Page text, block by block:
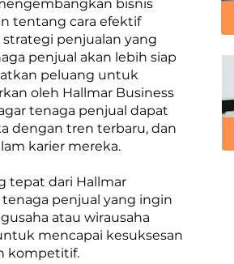
bisnis
tentang cara efektif
penjualan yang
penjual akan lebih siap
peluang untuk
oleh Hallmar Business
tenaga penjual dapat
dengan tren terbaru, dan
karier mereka.
tepat dari Hallmar
tenaga penjual yang ingin
atau wirausaha
mencapai kesuksesan
kompetitif.